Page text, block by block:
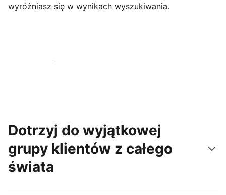
wyróżniasz się w wynikach wyszukiwania.
Rozpocznij już dziś
Dotrzyj do wyjątkowej
grupy klientów z całego
świata